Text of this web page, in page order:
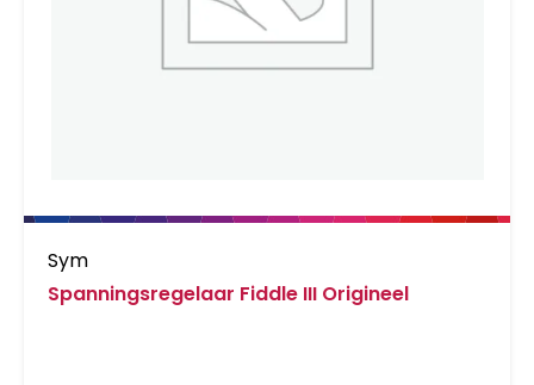
Sym
Spanningsregelaar Fiddle III Origineel